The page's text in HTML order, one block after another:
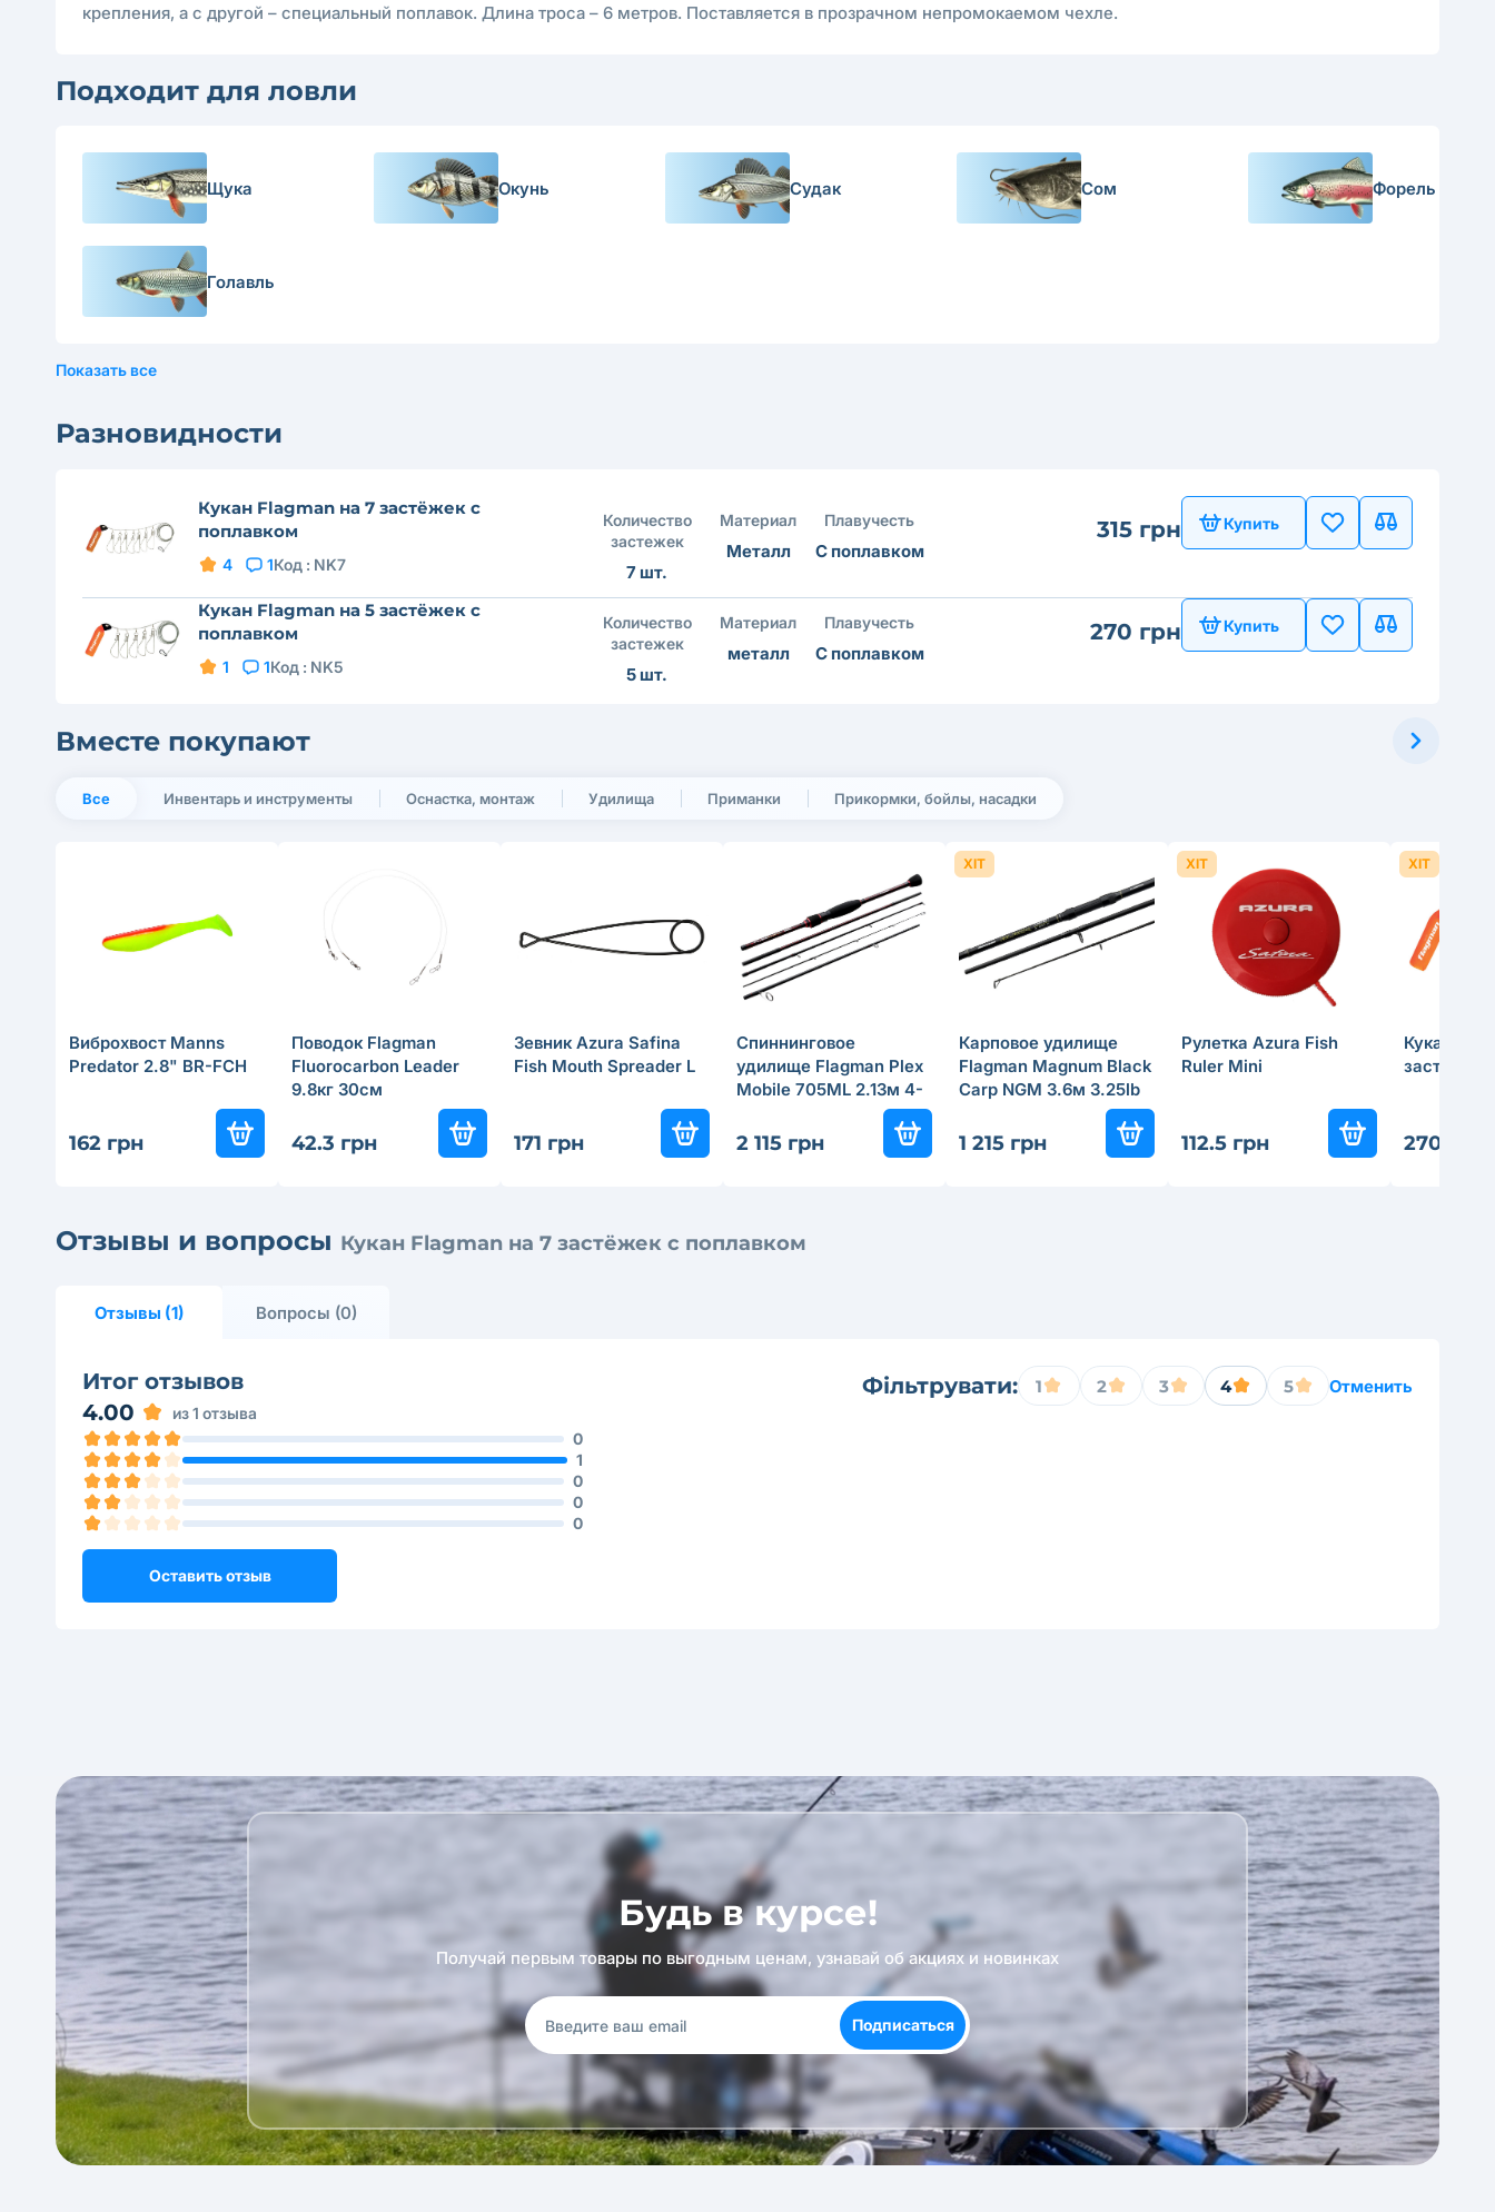
крепления, а с другой – специальный поплавок. Длина троса – 6 метров. Поставляется в прозрачном непромокаемом чехле.
Подходит для ловли
Щука Окунь Судак Сом Форель
Голавль
Показать все
Разновидности
Кукан Flagman на 7 застёжек с
поплавком
4 1Код : NK7
Количество
застежек
7 шт.
Материал
Металл
Плавучесть
С поплавком
315 грн Купить
Кукан Flagman на 5 застёжек с
поплавком
1 1Код : NK5
Количество
застежек
5 шт.
Материал
металл
Плавучесть
С поплавком
270 грн Купить
Вместе покупают
Все Инвентарь и инструменты Оснастка, монтаж Удилища Приманки Прикормки, бойлы, насадки
Виброхвост Manns
Predator 2.8" BR-FCH
162 грн
Поводок Flagman
Fluorocarbon Leader
9.8кг 30см
42.3 грн
Зевник Azura Safina
Fish Mouth Spreader L
171 грн
Спиннинговое
удилище Flagman Plex
Mobile 705ML 2.13м 4-
2 115 грн
ХІТ
Карповое удилище
Flagman Magnum Black
Carp NGM 3.6м 3.25lb
1 215 грн
ХІТ
Рулетка Azura Fish
Ruler Mini
112.5 грн
ХІТ
Кукан
застёжек
270 грн
Отзывы и вопросы Кукан Flagman на 7 застёжек с поплавком
Отзывы (1) Вопросы (0)
Итог отзывов
4.00
из 1 отзыва
0
1
0
0
0
Оставить отзыв
Фільтрувати: 1 2 3 4 5 Отменить
Будь в курсе!
Получай первым товары по выгодным ценам, узнавай об акциях и новинках
Подписаться